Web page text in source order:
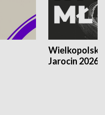
Jarocin 2026